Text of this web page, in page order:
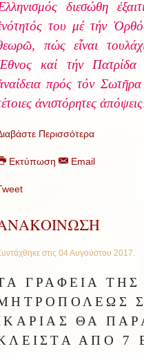
διεσώθη
του μέ τήν
πώς εἶναι
καί τήν Πατρίδα
πρός τόν Σωτῆρα
ἀνιστόρητες
Περισσότερα
Εκτύπωση Email
στις 04 Αυγούστου 2017.
ΓΡΑΦΕΙΑ ΤΗΣ
ΘΑ
ΑΠΟ 7